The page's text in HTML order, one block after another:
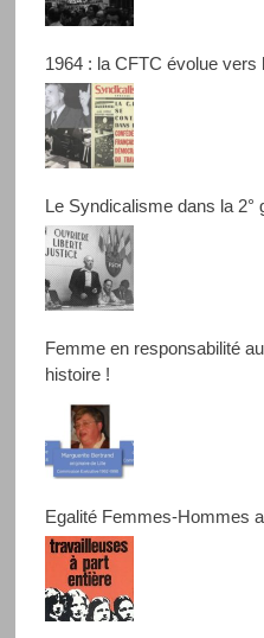
1964 : la CFTC évolue vers
Le Syndicalisme dans la 2°
Femme en responsabilité
histoire !
Egalité Femmes-Hommes